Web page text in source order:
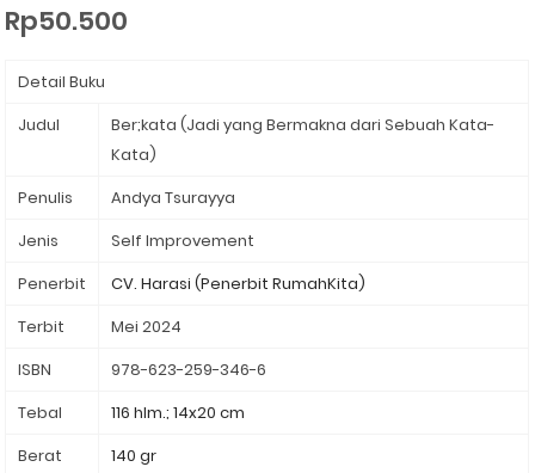
Rp50.500
Detail Buku
Judul
Ber;kata (Jadi yang Bermakna dari Sebuah Kata-
Kata)
Penulis
Andya Tsurayya
Jenis
Self Improvement
Penerbit
Terbit
Mei 2024
ISBN
978-623-259-346-6
Tebal
116 hlm.; 14x20 cm
Berat
140 gr